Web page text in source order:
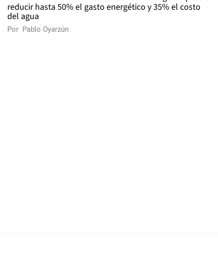
reducir hasta 50% el gasto energético y 35% el costo
del agua
Por Pablo Oyarzún